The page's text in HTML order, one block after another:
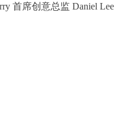
首席创意总监 Daniel Lee